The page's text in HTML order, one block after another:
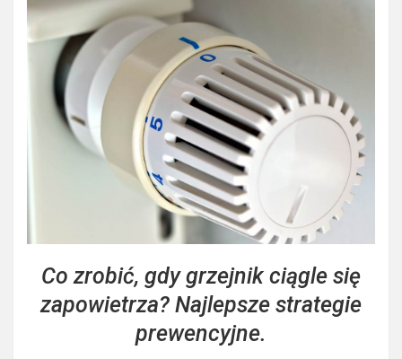
Co zrobić, gdy grzejnik ciągle się
zapowietrza? Najlepsze strategie
prewencyjne.